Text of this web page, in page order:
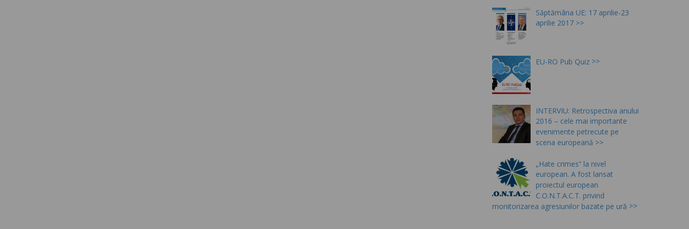
Săptămâna UE: 17 aprilie-23
aprilie 2017
EU-RO Pub Quiz
INTERVIU: Retrospectiva anului
2016 – cele mai importante
evenimente petrecute pe
scena europeană
„Hate crimes” la nivel
european. A fost lansat
proiectul european
C.O.N.T.A.C.T. privind
monitorizarea agresiunilor bazate pe ură